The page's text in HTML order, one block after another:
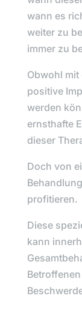
wann es
weiter zu
immer zu
Obwohl
positive
werden
ernsthafte
dieser
Doch von
profitieren.
Diese
kann